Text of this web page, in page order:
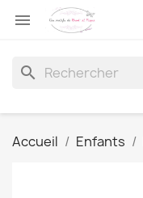

search
Accueil Enfants